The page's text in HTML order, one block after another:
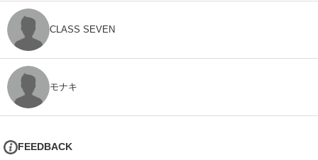
CLASS SEVEN
モナキ
FEEDBACK